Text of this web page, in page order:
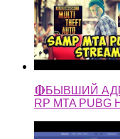
🔴БЫВШИЙ
RP MTA PUBG